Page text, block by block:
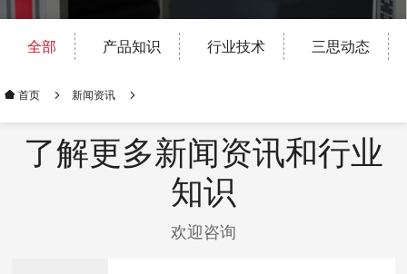
全部 产品知识 行业技术 三思动态
首页 新闻资讯
了解更多新闻资讯和行业
知识
欢迎咨询